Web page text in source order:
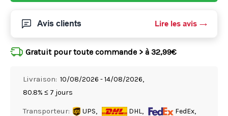
Avis clients Lire les avis
Gratuit pour toute commande > à 32,99€
Livraison: 10/08/2026 - 14/08/2026,
80.8% ≤ 7 jours
Transporteur: UPS, DHL,
FedEx,